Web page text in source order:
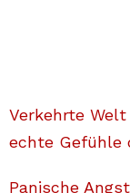
Verkehrte Welt
echte Gefühle
Panische